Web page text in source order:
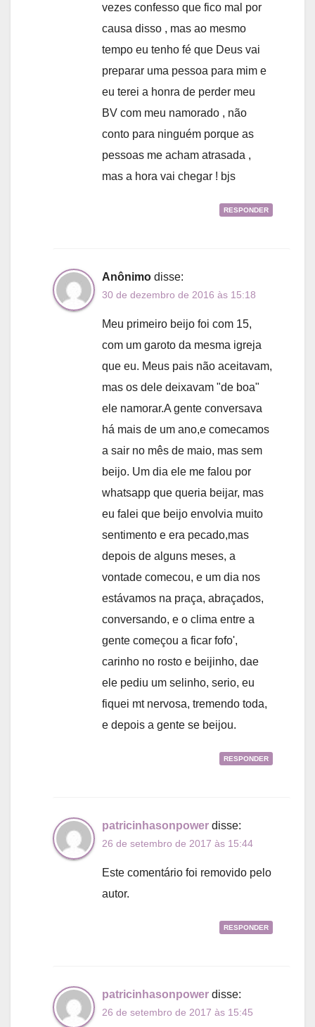
vezes confesso que fico mal por
causa disso , mas ao mesmo
tempo eu tenho fé que Deus vai
preparar uma pessoa para mim e
eu terei a honra de perder meu
BV com meu namorado , não
conto para ninguém porque as
pessoas me acham atrasada ,
mas a hora vai chegar ! bjs
RESPONDER
Anônimo disse:
30 de dezembro de 2016 às 15:18
Meu primeiro beijo foi com 15,
com um garoto da mesma igreja
que eu. Meus pais não aceitavam,
mas os dele deixavam "de boa"
ele namorar.A gente conversava
há mais de um ano,e comecamos
a sair no mês de maio, mas sem
beijo. Um dia ele me falou por
whatsapp que queria beijar, mas
eu falei que beijo envolvia muito
sentimento e era pecado,mas
depois de alguns meses, a
vontade comecou, e um dia nos
estávamos na praça, abraçados,
conversando, e o clima entre a
gente começou a ficar fofo',
carinho no rosto e beijinho, dae
ele pediu um selinho, serio, eu
fiquei mt nervosa, tremendo toda,
e depois a gente se beijou.
RESPONDER
patricinhasonpower disse:
26 de setembro de 2017 às 15:44
Este comentário foi removido pelo
autor.
RESPONDER
patricinhasonpower disse:
26 de setembro de 2017 às 15:45